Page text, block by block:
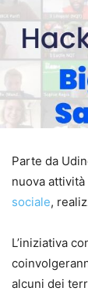
Parte da
nuova attività
sociale,
L’iniziativa
alcuni dei